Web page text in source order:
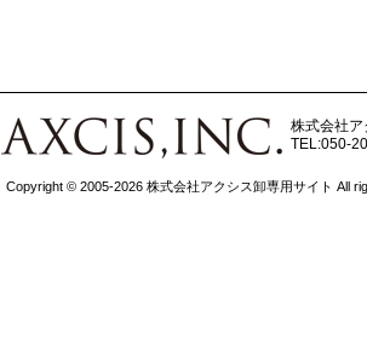
株式会社ア
TEL:050-
Copyright © 2005-2026 株式会社アクシス卸専用サイト All